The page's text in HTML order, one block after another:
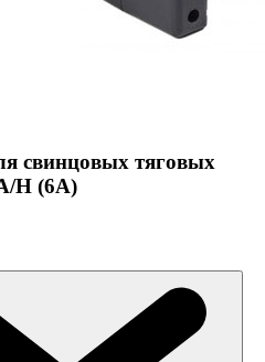
свинцовых тяговых
H (6A)